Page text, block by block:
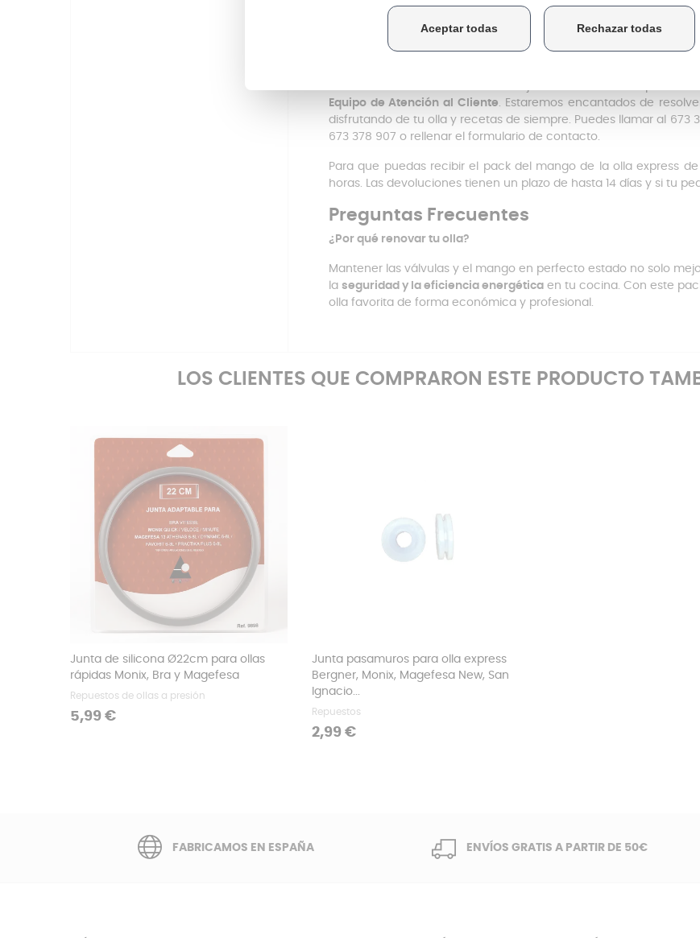
Además de este pack de mango olla Magefesa,enAnakel
para que puedas renovar por completo tu olla
Equipo de Atención al Cliente . Estaremos encantados de
disfrutando de tu olla y recetas de siempre. Puedes llamar al 673
673 378 907 o rellenar el formulario de contacto.
Para que puedas recibir el pack del mango de la olla express
horas. Las devoluciones tienen un plazo de hasta 14 días y si tu
Preguntas Frecuentes
¿Por qué renovar tu olla?
Mantener las válvulas y el mango en perfecto estado no solo
la seguridad y la eficiencia energética en tu cocina. Con este
olla favorita de forma económica y profesional.
LOS CLIENTES QUE COMPRARON ESTE PRODUCTO
Junta de silicona Ø22cm para ollas
rápidas Monix, Bra y Magefesa
Repuestos de ollas a presión
Precio
5,99 €
Junta pasamuros para olla express
Bergner, Monix, Magefesa New, San
Ignacio...
Repuestos
Precio
2,99 €
FABRICAMOS EN ESPAÑA ENVÍOS GRATIS A PARTIR DE 50€